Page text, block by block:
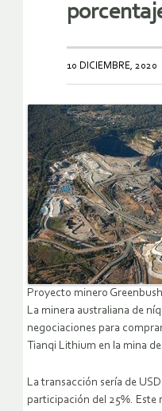
10 DICIEMBRE, 2020
Proyecto minero
La minera australiana de
negociaciones para
Tianqi Lithium en la mina
La transacción sería de
participación del 25%. Este